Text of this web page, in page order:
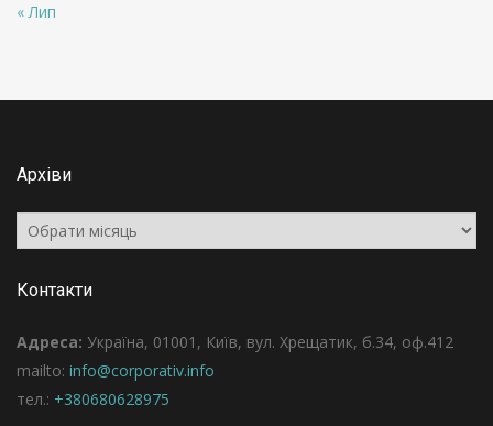
« Лип
Архіви
Архіви
Контакти
Адреса: Україна, 01001, Київ, вул. Хрещатик, б.34, оф.412
mailto: info@corporativ.info
тел.: +380680628975